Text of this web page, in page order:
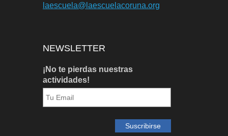
laescuela@laescuelacoruna.org
NEWSLETTER
¡No te pierdas nuestras
actividades!